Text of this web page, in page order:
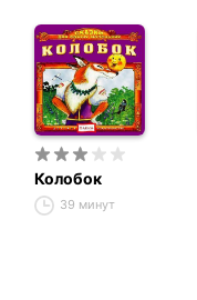
Колобок
39 минут